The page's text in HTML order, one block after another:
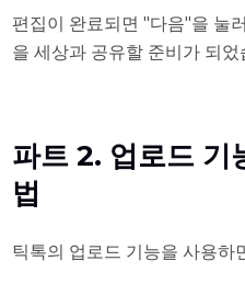
편집이 완료되면 "다음"을 눌
을 세상과 공유할 준비가 되었
파트 2. 업로드 기
법
틱톡의 업로드 기능을 사용하